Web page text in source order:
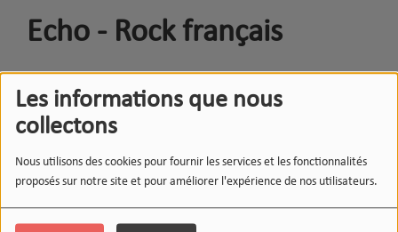
Les informations que nous
collectons
Nous utilisons des cookies pour fournir les services et les fonctionnalités
proposés sur notre site et pour améliorer l'expérience de nos utilisateurs.
Echo - Rock français